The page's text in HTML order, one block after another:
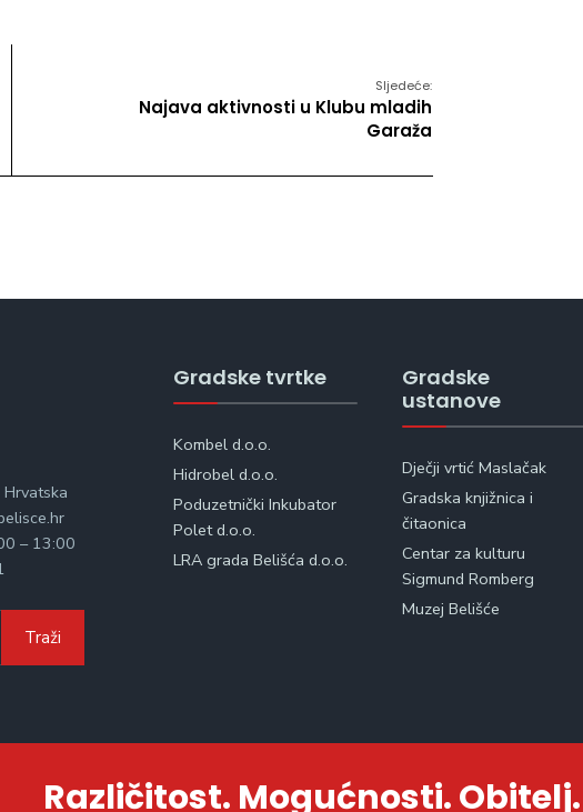
Sljedeće:
Najava aktivnosti u Klubu mladih
Garaža
– 13:00
Traži
Gradske tvrtke
Kombel d.o.o.
Hidrobel d.o.o.
Poduzetnički Inkubator
Polet d.o.o.
LRA grada Belišća d.o.o.
Gradske
ustanove
Dječji vrtić Maslačak
Gradska knjižnica i
čitaonica
Centar za kulturu
Sigmund Romberg
Muzej Belišće
Različitost. Mogućnosti.